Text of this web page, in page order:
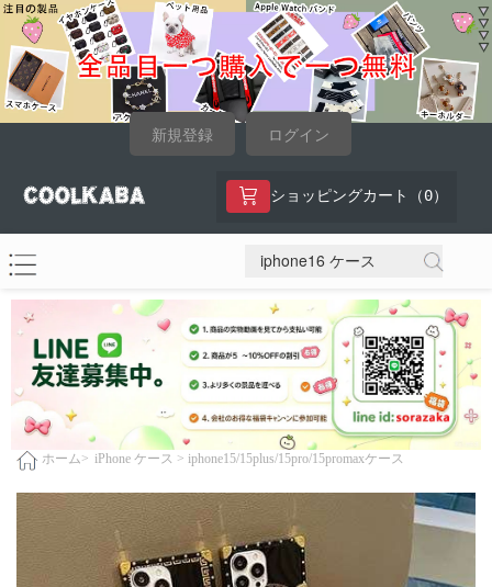
新規登録 ログイン
ショッピングカート（ 0）
ホーム> iPhone ケース > iphone15/15plus/15pro/15promaxケース